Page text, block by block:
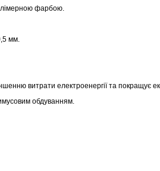
фарбою.
мм.
витрати електроенергії та покращує
обдуванням.